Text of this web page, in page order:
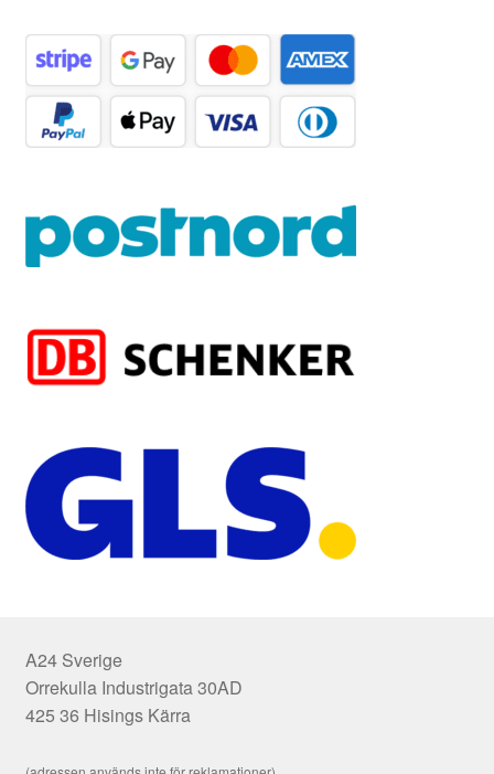
A24 Sverige
Orrekulla Industrigata 30AD
425 36 Hisings Kärra